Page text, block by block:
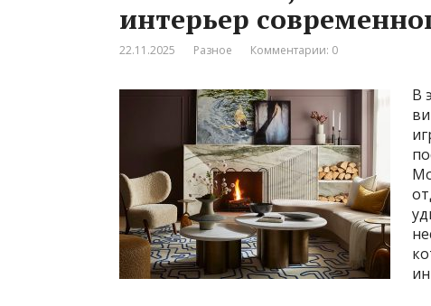
интерьер
22.11.2025 Разное Комментарии: 0
В